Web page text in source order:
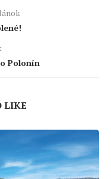
Polonín
LIKE